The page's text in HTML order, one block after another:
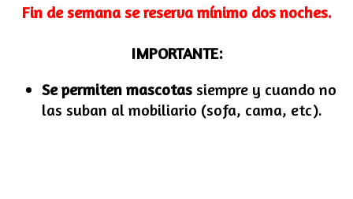
Fin de semana se reserva mínimo dos noches.
IMPORTANTE:
Se permiten mascotas siempre y cuando no
las suban al mobiliario (sofa, cama, etc).